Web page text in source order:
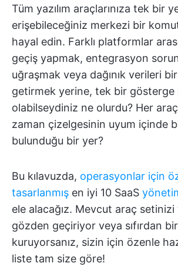
Tüm yazılım araçlarınıza tek bir
erişebileceğiniz merkezi bir
hayal edin. Farklı platformlar
geçiş yapmak, entegrasyon
uğraşmak veya dağınık verileri
getirmek yerine, tek bir gösterge
olabilseydiniz ne olurdu? Her
zaman çizelgesinin uyum içinde
bulunduğu bir yer?
Bu kılavuzda, operasyonlar için
tasarlanmış en iyi 10 SaaS
ele alacağız. Mevcut araç setinizi
gözden geçiriyor veya sıfırdan
kuruyorsanız, sizin için özenle
liste tam size göre!